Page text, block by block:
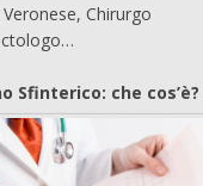
Chirurgo
Sfinterico: che cos’è?